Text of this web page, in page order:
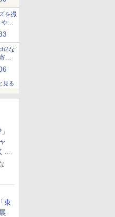
を撮
ス
な
付
見る
東